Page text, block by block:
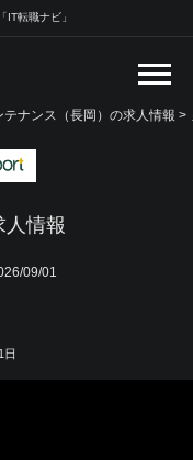
IT転職ナビ」
テナンス（長岡）の求人情報 >
人情報
09/01
日